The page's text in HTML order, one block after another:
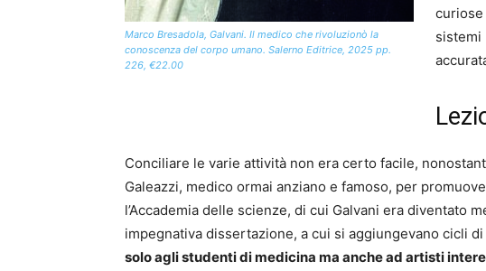
Marco Bresadola, Galvani. Il medico che rivoluzionò la
conoscenza del corpo umano. Salerno Editrice, 2025 pp.
226, €22.00
sistemi
Conciliare le varie attività non era certo facile,
Galeazzi, medico ormai anziano e famoso, per
l’Accademia delle scienze, di cui Galvani era diventato
impegnativa dissertazione, a cui si aggiungevano cicli
solo agli studenti di medicina ma anche ad artisti